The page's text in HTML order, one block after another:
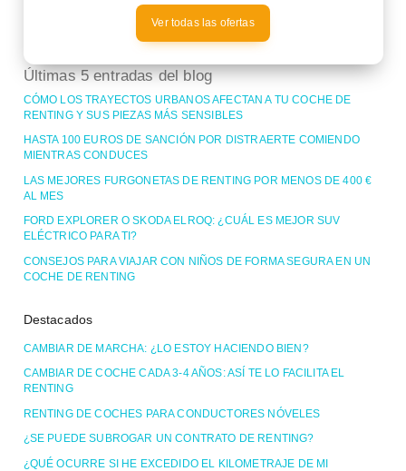
Ver todas las ofertas
Últimas 5 entradas del blog
CÓMO LOS TRAYECTOS URBANOS AFECTAN A TU COCHE DE
RENTING Y SUS PIEZAS MÁS SENSIBLES
HASTA 100 EUROS DE SANCIÓN POR DISTRAERTE COMIENDO
MIENTRAS CONDUCES
LAS MEJORES FURGONETAS DE RENTING POR MENOS DE 400 €
AL MES
FORD EXPLORER O SKODA ELROQ: ¿CUÁL ES MEJOR SUV
ELÉCTRICO PARA TI?
CONSEJOS PARA VIAJAR CON NIÑOS DE FORMA SEGURA EN UN
COCHE DE RENTING
Destacados
CAMBIAR DE MARCHA: ¿LO ESTOY HACIENDO BIEN?
CAMBIAR DE COCHE CADA 3-4 AÑOS: ASÍ TE LO FACILITA EL
RENTING
RENTING DE COCHES PARA CONDUCTORES NÓVELES
¿SE PUEDE SUBROGAR UN CONTRATO DE RENTING?
¿QUÉ OCURRE SI HE EXCEDIDO EL KILOMETRAJE DE MI